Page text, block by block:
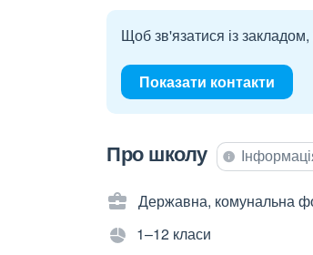
Щоб зв'язатися із
Показати контакти
Про школу
Державна, комунальна
1–12 класи